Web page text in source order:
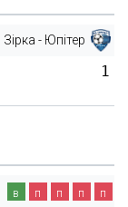
Зірка - Юпітер
1
в п п п п